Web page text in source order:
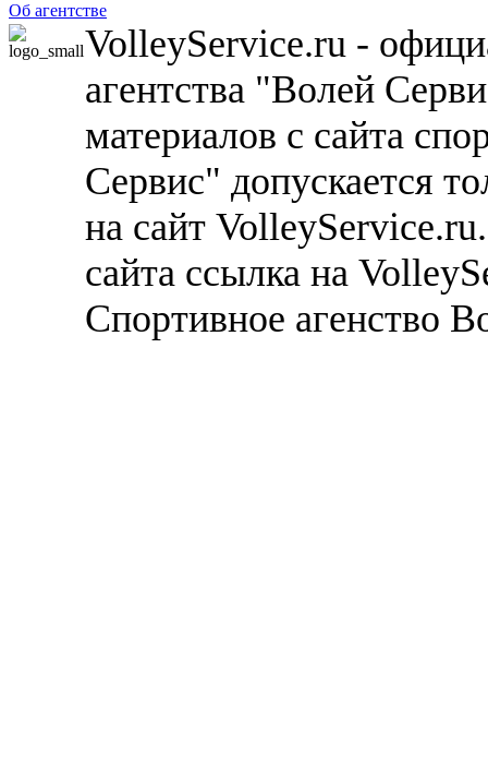
Об агентстве
VolleyService.ru -
агентства "Волей
материалов с сайта
Сервис" допускается
на сайт
сайта ссылка на
Спортивное агенство